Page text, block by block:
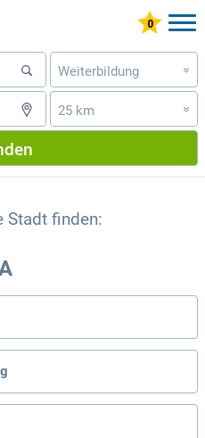
Weiterbildung »
25 km »
Stadt finden: